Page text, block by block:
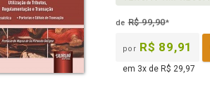
deR$ 99,90*
por R$ 89,91
em 3x de R$ 29,97